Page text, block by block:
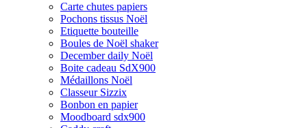
Carte chutes papiers
Pochons tissus Noël
Etiquette bouteille
Boules de Noël shaker
December daily Noël
Boite cadeau SdX900
Médaillons Noël
Classeur Sizzix
Bonbon en papier
Moodboard sdx900